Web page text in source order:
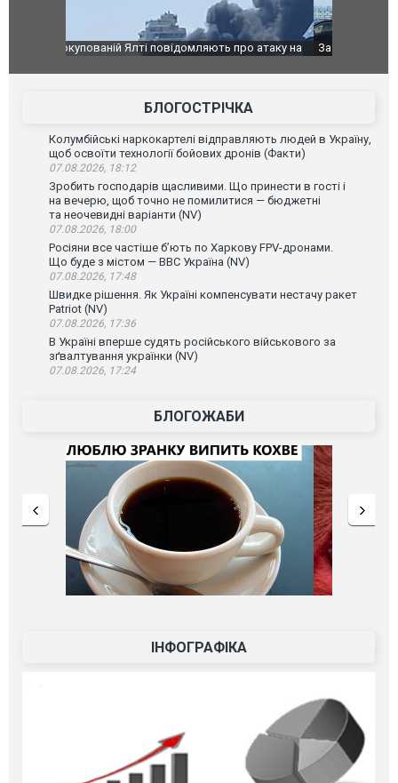
За 2000 кілометрів від кордону з Україною: в
склад Wildberries. ФОТО. ВІДЕО
В
БЛОГОСТРІЧКА
Колумбійські наркокартелі відправляють людей в Україну,
щоб освоїти технології бойових дронів (Факти)
07.08.2026, 18:12
Зробить господарів щасливими. Що принести в гості і
на вечерю, щоб точно не помилитися — бюджетні
та неочевидні варіанти (NV)
07.08.2026, 18:00
Росіяни все частіше бʼють по Харкову FPV-дронами.
Що буде з містом — ВВС Україна (NV)
07.08.2026, 17:48
Швидке рішення. Як Україні компенсувати нестачу ракет
Patriot (NV)
07.08.2026, 17:36
В Україні вперше судять російського військового за
зґвалтування українки (NV)
07.08.2026, 17:24
БЛОГОЖАБИ
ІНФОГРАФІКА